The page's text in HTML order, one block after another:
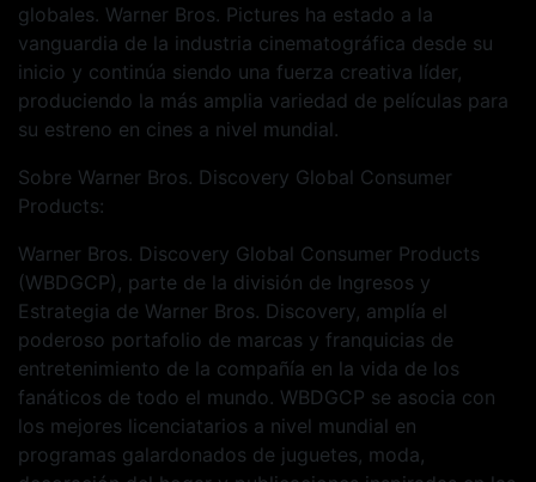
globales. Warner Bros. Pictures ha estado a la
vanguardia de la industria cinematográfica desde su
inicio y continúa siendo una fuerza creativa líder,
produciendo la más amplia variedad de películas para
su estreno en cines a nivel mundial.
Sobre Warner Bros. Discovery Global Consumer
Products:
Warner Bros. Discovery Global Consumer Products
(WBDGCP), parte de la división de Ingresos y
Estrategia de Warner Bros. Discovery, amplía el
poderoso portafolio de marcas y franquicias de
entretenimiento de la compañía en la vida de los
fanáticos de todo el mundo. WBDGCP se asocia con
los mejores licenciatarios a nivel mundial en
programas galardonados de juguetes, moda,